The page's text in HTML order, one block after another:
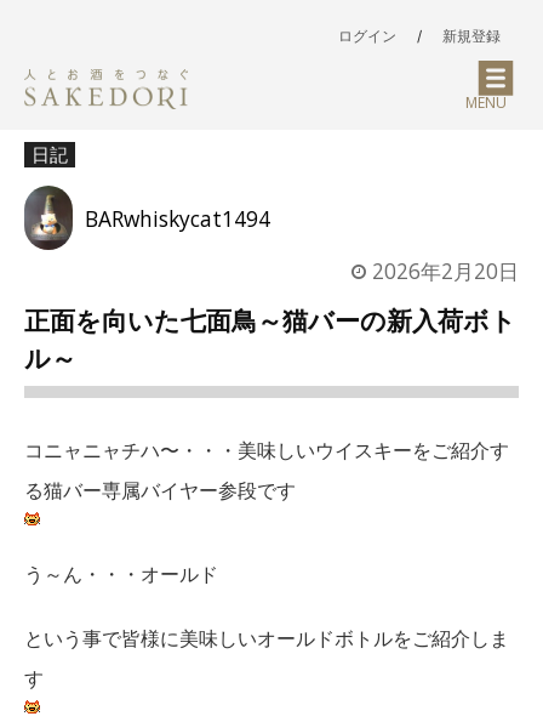
ログイン / 新規登録
MENU
日記
BARwhiskycat1494
2026年2月20日
正面を向いた七面鳥～猫バーの新入荷ボト
ル～
コニャニャチハ〜・・・美味しいウイスキーをご紹介す
る猫バー専属バイヤー参段です
う～ん・・・オールド
という事で皆様に美味しいオールドボトルをご紹介しま
す